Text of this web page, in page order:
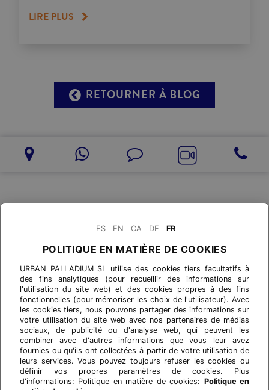
LIRE PLUS
RETOURNER À BLOG
ES EN CA DE FR
POLITIQUE EN MATIÈRE DE COOKIES
URBAN PALLADIUM SL utilise des cookies tiers facultatifs à
des fins analytiques (pour recueillir des informations sur
l'utilisation du site web) et des cookies propres à des fins
fonctionnelles (pour mémoriser les choix de l'utilisateur). Avec
les cookies tiers, nous pouvons partager des informations sur
votre utilisation du site web avec nos partenaires de médias
sociaux, de publicité ou d'analyse web, qui peuvent les
combiner avec d'autres informations que vous leur avez
fournies ou qu'ils ont collectées à partir de votre utilisation de
leurs services. Vous pouvez toujours refuser les cookies ou
définir vos propres paramètres de cookies. Plus
d'informations: Politique en matière de cookies: Politique en